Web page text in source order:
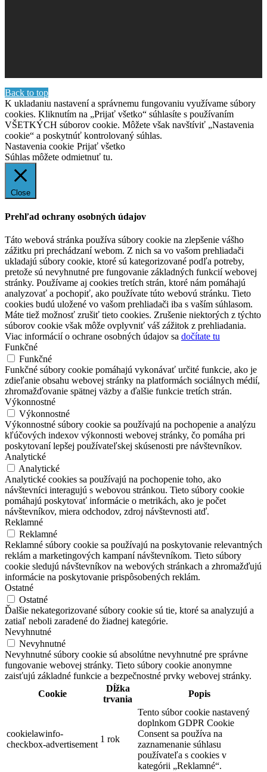
Back to top
K ukladaniu nastavení a správnemu fungovaniu využívame súbory
cookies. Kliknutím na „Prijať všetko“ súhlasíte s používaním
VŠETKÝCH súborov cookie. Môžete však navštíviť „Nastavenia
cookie“ a poskytnúť kontrolovaný súhlas.
Nastavenia cookie Prijať všetko
Súhlas môžete odmietnuť tu.
Close
Prehľad ochrany osobných údajov
Táto webová stránka používa súbory cookie na zlepšenie vášho
zážitku pri prechádzaní webom. Z nich sa vo vašom prehliadači
ukladajú súbory cookie, ktoré sú kategorizované podľa potreby,
pretože sú nevyhnutné pre fungovanie základných funkcií webovej
stránky. Používame aj cookies tretích strán, ktoré nám pomáhajú
analyzovať a pochopiť, ako používate túto webovú stránku. Tieto
cookies budú uložené vo vašom prehliadači iba s vaším súhlasom.
Máte tiež možnosť zrušiť tieto cookies. Zrušenie niektorých z týchto
súborov cookie však môže ovplyvniť váš zážitok z prehliadania.
Viac informácií o ochrane osobných údajov sa dočítate tu
Funkčné
Funkčné
Funkčné súbory cookie pomáhajú vykonávať určité funkcie, ako je
zdieľanie obsahu webovej stránky na platformách sociálnych médií,
zhromažďovanie spätnej väzby a ďalšie funkcie tretích strán.
Výkonnostné
Výkonnostné
Výkonnostné súbory cookie sa používajú na pochopenie a analýzu
kľúčových indexov výkonnosti webovej stránky, čo pomáha pri
poskytovaní lepšej používateľskej skúsenosti pre návštevníkov.
Analytické
Analytické
Analytické cookies sa používajú na pochopenie toho, ako
návštevníci interagujú s webovou stránkou. Tieto súbory cookie
pomáhajú poskytovať informácie o metrikách, ako je počet
návštevníkov, miera odchodov, zdroj návštevnosti atď.
Reklamné
Reklamné
Reklamné súbory cookie sa používajú na poskytovanie relevantných
reklám a marketingových kampaní návštevníkom. Tieto súbory
cookie sledujú návštevníkov na webových stránkach a zhromažďujú
informácie na poskytovanie prispôsobených reklám.
Ostatné
Ostatné
Ďalšie nekategorizované súbory cookie sú tie, ktoré sa analyzujú a
zatiaľ neboli zaradené do žiadnej kategórie.
Nevyhnutné
Nevyhnutné
Nevyhnutné súbory cookie sú absolútne nevyhnutné pre správne
fungovanie webovej stránky. Tieto súbory cookie anonymne
zaisťujú základné funkcie a bezpečnostné prvky webovej stránky.
Cookie
Dĺžka
trvania
Popis
cookielawinfo-
checkbox-advertisement
1 rok
Tento súbor cookie nastavený
doplnkom GDPR Cookie
Consent sa používa na
zaznamenanie súhlasu
používateľa s cookies v
kategórii „Reklamné“.